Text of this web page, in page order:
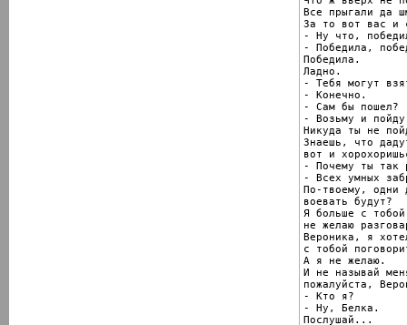
Все прыгали да
За то вот вас и
- Ну что,
- Победила,
Победила.
Ладно.
- Тебя могут
- Конечно.
- Сам бы пошел?
- Возьму и
Никуда ты не
Знаешь, что
вот и
- Почему ты так
- Всех умных
По-твоему, одни
воевать будут?
Я больше с тобой
не желаю
Вероника, я
с тобой
А я не желаю.
И не называй
пожалуйста,
- Кто я?
- Ну, Белка.
Послушай...